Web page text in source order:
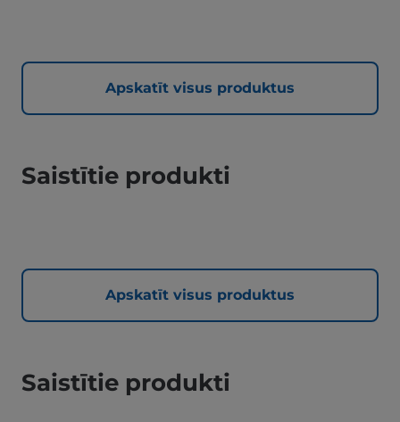
Apskatīt visus produktus
Saistītie produkti
Apskatīt visus produktus
Saistītie produkti